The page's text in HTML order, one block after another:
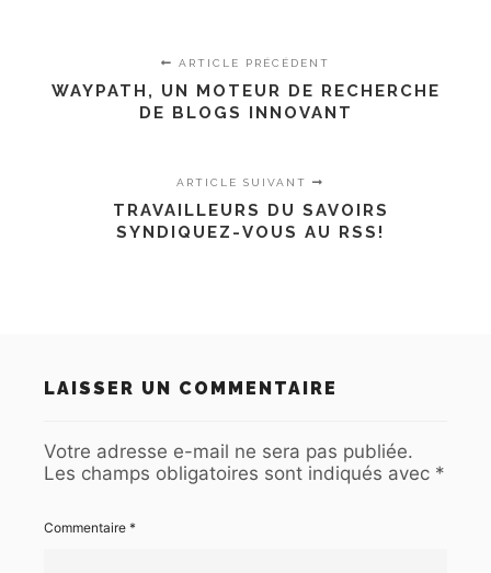
ARTICLE PRÉCÉDENT
WAYPATH, UN MOTEUR DE RECHERCHE
DE BLOGS INNOVANT
ARTICLE SUIVANT
TRAVAILLEURS DU SAVOIRS
SYNDIQUEZ-VOUS AU RSS!
LAISSER UN COMMENTAIRE
Votre adresse e-mail ne sera pas publiée.
Les champs obligatoires sont indiqués avec *
Commentaire *